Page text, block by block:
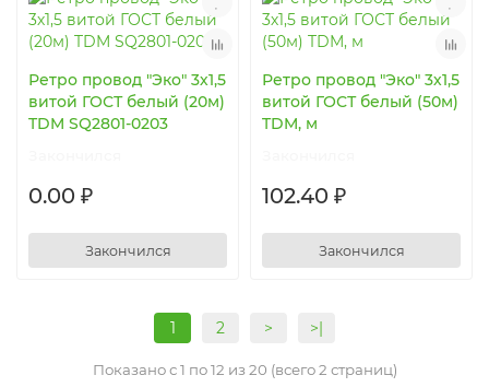
Ретро провод "Эко" 3х1,5
витой ГОСТ белый (20м)
TDM SQ2801-0203
0.00 ₽
Закончился
Ретро провод "Эко" 3х1,5
витой ГОСТ белый (50м)
TDM, м
102.40 ₽
Закончился
1 2 > >|
Показано с 1 по 12 из 20 (всего 2 страниц)